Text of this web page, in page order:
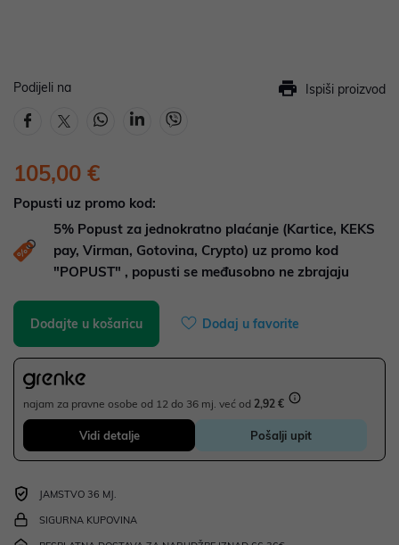
Podijeli na Ispiši proizvod
105,00 €
Popusti uz promo kod:
5% Popust za jednokratno plaćanje (Kartice, KEKS
pay, Virman, Gotovina, Crypto) uz promo kod
"POPUST" , popusti se međusobno ne zbrajaju
Dodajte u košaricu Dodaj u favorite
najam za pravne osobe od 12 do 36 mj. već od 2,92 €
Vidi detalje Pošalji upit
JAMSTVO 36 MJ.
SIGURNA KUPOVINA